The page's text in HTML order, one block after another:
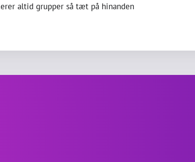
altid grupper så tæt på hinanden